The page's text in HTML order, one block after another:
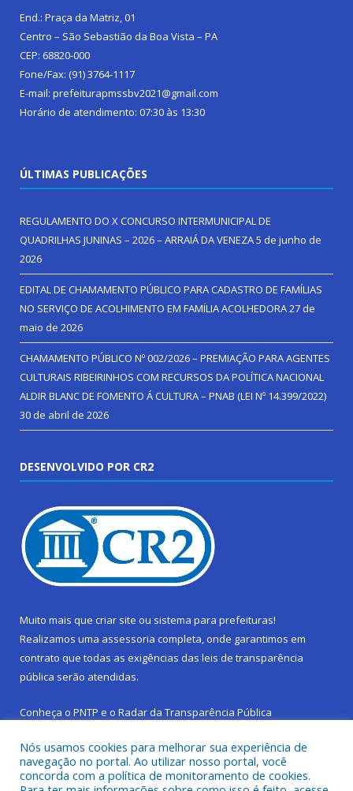
End.: Praça da Matriz, 01
Centro – São Sebastião da Boa Vista – PA
CEP: 68820-000
Fone/Fax: (91) 3764-1117
E-mail: prefeiturapmssbv2021@gmail.com
Horário de atendimento: 07:30 às 13:30
ÚLTIMAS PUBLICAÇÕES
REGULAMENTO DO X CONCURSO INTERMUNICIPAL DE
QUADRILHAS JUNINAS – 2026 – ARRAIÁ DA VENEZA5 de junho de
2026
EDITAL DE CHAMAMENTO PÚBLICO PARA CADASTRO DE FAMÍLIAS
NO SERVIÇO DE ACOLHIMENTO EM FAMÍLIA ACOLHEDORA27 de
maio de 2026
CHAMAMENTO PÚBLICO Nº 002/2026 – PREMIAÇÃO PARA AGENTES
CULTURAIS RIBEIRINHOS COM RECURSOS DA POLÍTICA NACIONAL
ALDIR BLANC DE FOMENTO Á CULTURA – PNAB (LEI Nº 14.399/2022)
30 de abril de 2026
DESENVOLVIDO POR CR2
Muito mais que criar site ou sistema para prefeituras!
Realizamos uma assessoria completa, onde garantimos em
contrato que todas as exigências das leis de transparência
pública serão atendidas.
Conheça o PNTP e o Radar da Transparência Pública
Nós usamos cookies para melhorar sua experiência de
navegação no portal. Ao utilizar nosso portal, você
concorda com a política de monitoramento de cookies.